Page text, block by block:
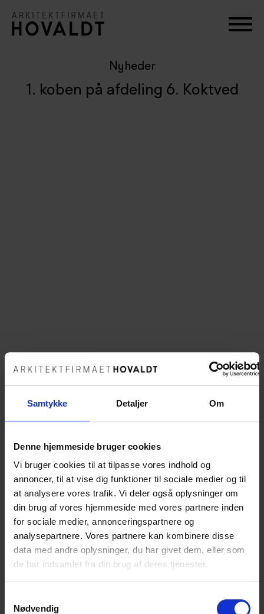
Samtykke Detaljer Om
Denne hjemmeside bruger cookies
Vi bruger cookies til at tilpasse vores indhold og
annoncer, til at vise dig funktioner til sociale medier og til
at analysere vores trafik. Vi deler også oplysninger om
din brug af vores hjemmeside med vores partnere inden
for sociale medier, annonceringspartnere og
analysepartnere. Vores partnere kan kombinere disse
data med andre oplysninger, du har givet dem, eller som
de har indsamlet fra din brug af deres tjenester.
Nødvendig
Nyheder
1. koben på afdeling 6. Koktved
brug i går som opstart på renoveringen af 102
Lejlighederne totalrenoveres og vil efterfølgende
krav og flere af lejlighederne vil få adgang via elevator.
Arkitektfirmaet Hovaldt er bygherrerådgiver for
Frederikshavn Boligforening med Niras som
underrådgiver. Jorton er totalentreprenør med
Arkitektfirmaet Nord og Frandsen & Søndergaard som
rådgivere på projektet.